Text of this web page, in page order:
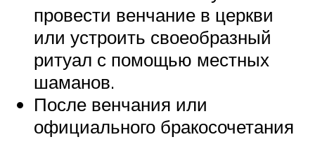
провести венчание в церкви
или устроить своеобразный
ритуал с помощью местных
шаманов.
После венчания или
официального бракосочетания